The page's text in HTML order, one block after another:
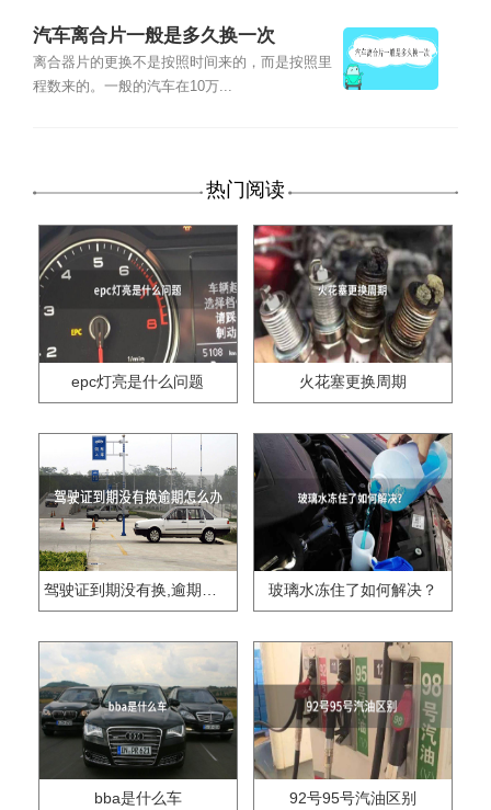
汽车离合片一般是多久换一次
离合器片的更换不是按照时间来的，而是按照里
程数来的。一般的汽车在10万...
热门阅读
epc灯亮是什么问题 火花塞更换周期
驾驶证到期没有换,逾期怎么办?? 玻璃水冻住了如何解决？
bba是什么车 92号95号汽油区别